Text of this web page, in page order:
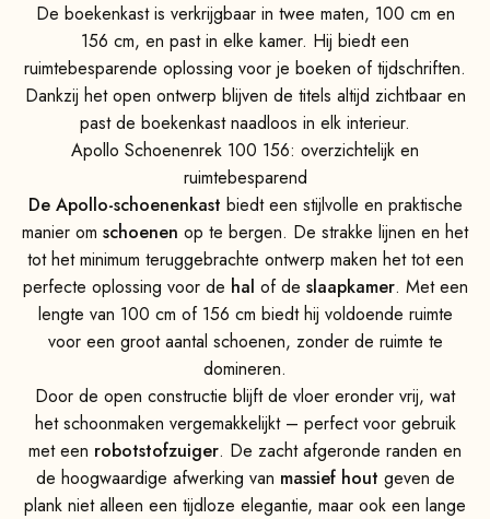
De boekenkast is verkrijgbaar in twee maten, 100 cm en
156 cm, en past in elke kamer. Hij biedt een
ruimtebesparende oplossing voor je boeken of tijdschriften.
Dankzij het open ontwerp blijven de titels altijd zichtbaar en
past de boekenkast naadloos in elk interieur.
Apollo Schoenenrek 100 156: overzichtelijk en
ruimtebesparend
De Apollo-schoenenkast biedt een stijlvolle en praktische
manier om schoenen op te bergen. De strakke lijnen en het
tot het minimum teruggebrachte ontwerp maken het tot een
perfecte oplossing voor de hal of de slaapkamer. Met een
lengte van 100 cm of 156 cm biedt hij voldoende ruimte
voor een groot aantal schoenen, zonder de ruimte te
domineren.
Door de open constructie blijft de vloer eronder vrij, wat
het schoonmaken vergemakkelijkt – perfect voor gebruik
met een robotstofzuiger. De zacht afgeronde randen en
de hoogwaardige afwerking van massief hout geven de
plank niet alleen een tijdloze elegantie, maar ook een lange